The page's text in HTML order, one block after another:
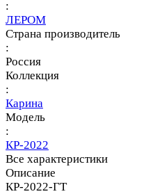
:
ЛЕРОМ
Страна производитель
:
Россия
Коллекция
:
Карина
Модель
:
КР-2022
Все характеристики
Описание
КР-2022-ГТ